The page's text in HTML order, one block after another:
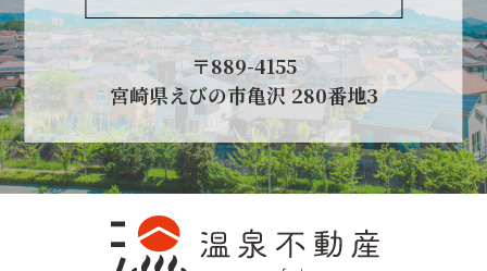
〒889-4155
宮崎県えびの市亀沢 280番地3